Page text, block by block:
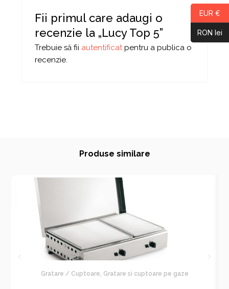
Fii primul care adaugi o
recenzie la „Lucy Top 5”
Trebuie să fii autentificatpentru a publica o
recenzie.
Produse similare
Gratare / Cuptoare, Gratare si cuptoare pe gaze
EUR €
RON lei